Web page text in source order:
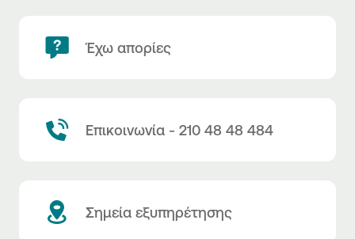
Έχω απορίες
Επικοινωνία - 210 48 48 484
Σημεία εξυπηρέτησης